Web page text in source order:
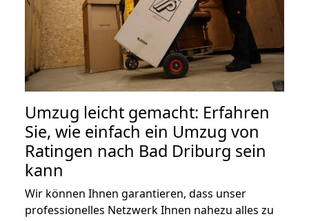
Umzug leicht gemacht: Erfahren
Sie, wie einfach ein Umzug von
Ratingen nach Bad Driburg sein
kann
Wir können Ihnen garantieren, dass unser
professionelles Netzwerk Ihnen nahezu alles zu